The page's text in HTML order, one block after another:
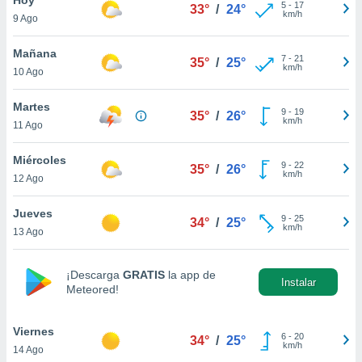
en
más
nuestra
de
aceptar
de
9 Ago
33° / 24° 5- 17
km/h
Mañana
10 Ago
35° / 25° 7- 21
km/h
Martes
11 Ago
35° / 26° 9- 19
km/h
Miércoles
12 Ago
35° / 26° 9- 22
km/h
Jueves
13 Ago
34° / 25° 9- 25
km/h
¡Descarga GRATIS la app de
Meteored!
Instalar
Viernes
14 Ago
34° / 25° 6- 20
km/h